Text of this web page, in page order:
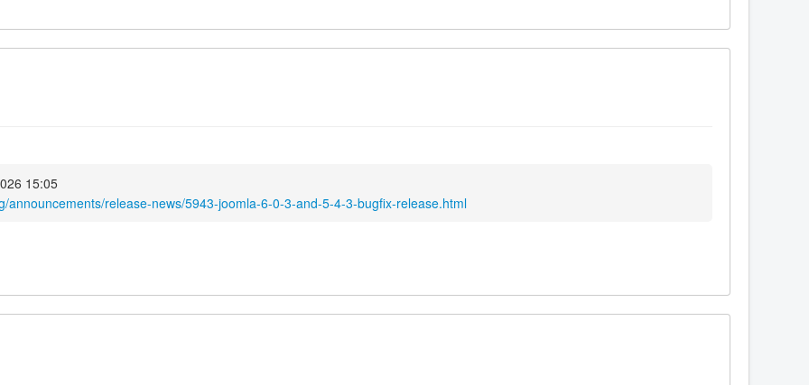
15:05
announcements/release-news/5943-joomla-6-0-3-and-5-4-3-bugfix-release.html